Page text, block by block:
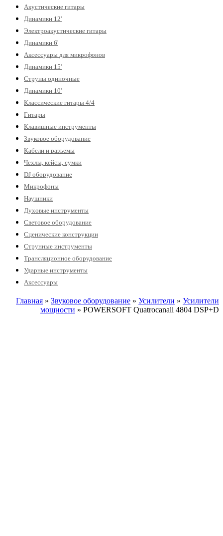
Акустические гитары
Динамики 12'
Электроакустические гитары
Динамики 6'
Аксессуары для микрофонов
Динамики 15'
Струны одиночные
Динамики 10'
Классические гитары 4/4
Гитары
Клавишные инструменты
Звуковое оборудование
Кабели и разъемы
Чехлы, кейсы, сумки
DJ оборудование
Микрофоны
Наушники
Духовые инструменты
Световое оборудование
Сценические конструкции
Струнные инструменты
Трансляционное оборудование
Ударные инструменты
Аксессуары
Главная » Звуковое оборудование » Усилители » Усилители
мощности » POWERSOFT Quatrocanali 4804 DSP+D